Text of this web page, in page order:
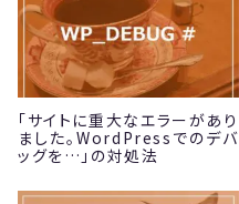
「サイトに重大なエラーがあり
ました。WordPressでのデバ
ッグを…」の対処法